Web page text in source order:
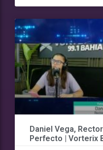
Daniel Vega,
Perfecto | Vorterix